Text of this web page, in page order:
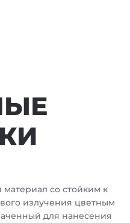
со стойким к
излучения цветным
для нанесения